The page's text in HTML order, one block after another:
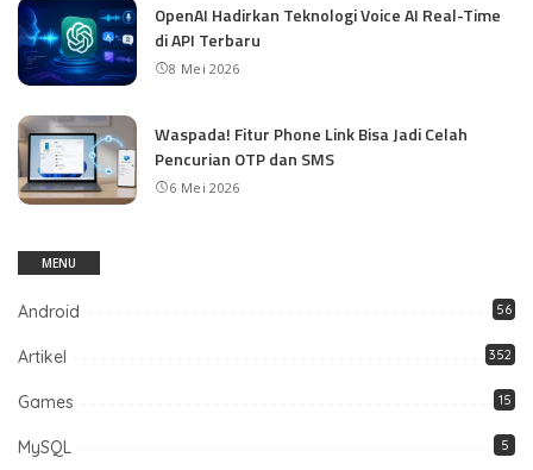
OpenAI Hadirkan Teknologi Voice AI Real-Time
di API Terbaru
8 Mei 2026
Waspada! Fitur Phone Link Bisa Jadi Celah
Pencurian OTP dan SMS
6 Mei 2026
MENU
Android 56
Artikel 352
Games 15
MySQL 5